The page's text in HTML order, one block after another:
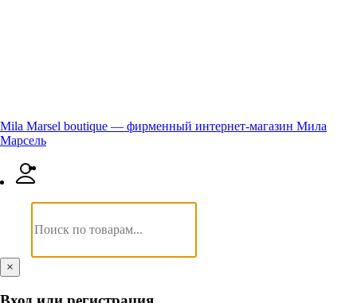
Mila Marsel boutique — фирменный интернет-магазин Мила
Марсель
×